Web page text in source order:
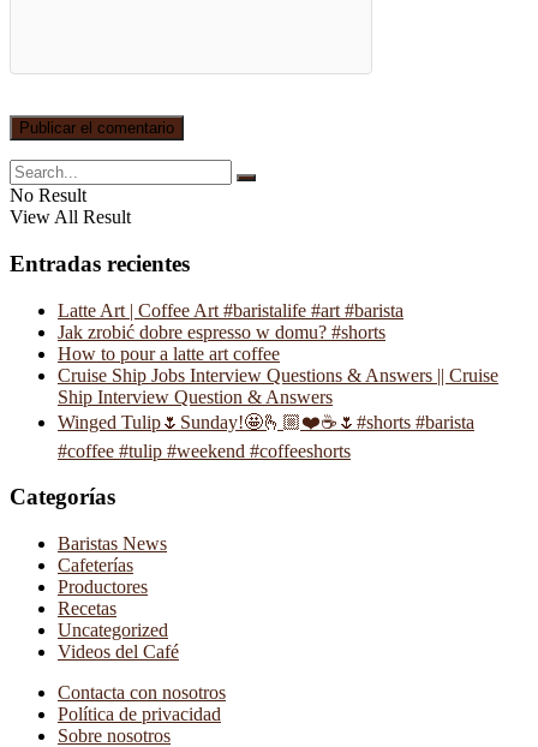
No Result
View All Result
Entradas recientes
Latte Art | Coffee Art #baristalife #art #barista
Jak zrobić dobre espresso w domu? #shorts
How to pour a latte art coffee
Cruise Ship Jobs Interview Questions & Answers || Cruise
Ship Interview Question & Answers
Winged Tulip🌷Sunday!🤩🫰🏼❤️☕️🌷#shorts #barista
#coffee #tulip #weekend #coffeeshorts
Categorías
Baristas News
Cafeterías
Productores
Recetas
Uncategorized
Videos del Café
Contacta con nosotros
Política de privacidad
Sobre nosotros